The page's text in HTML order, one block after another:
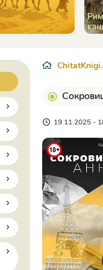
19.11.2025 -